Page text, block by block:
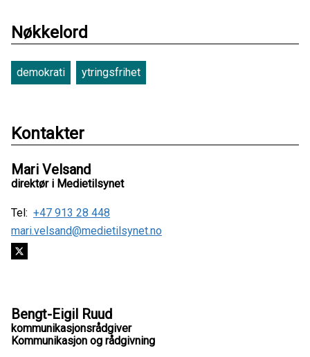
Nøkkelord
demokrati ytringsfrihet
Kontakter
Mari Velsand
direktør i Medietilsynet
Tel: +47 913 28 448
mari.velsand@medietilsynet.no
Bengt-Eigil Ruud
kommunikasjonsrådgiver
Kommunikasjon og rådgivning